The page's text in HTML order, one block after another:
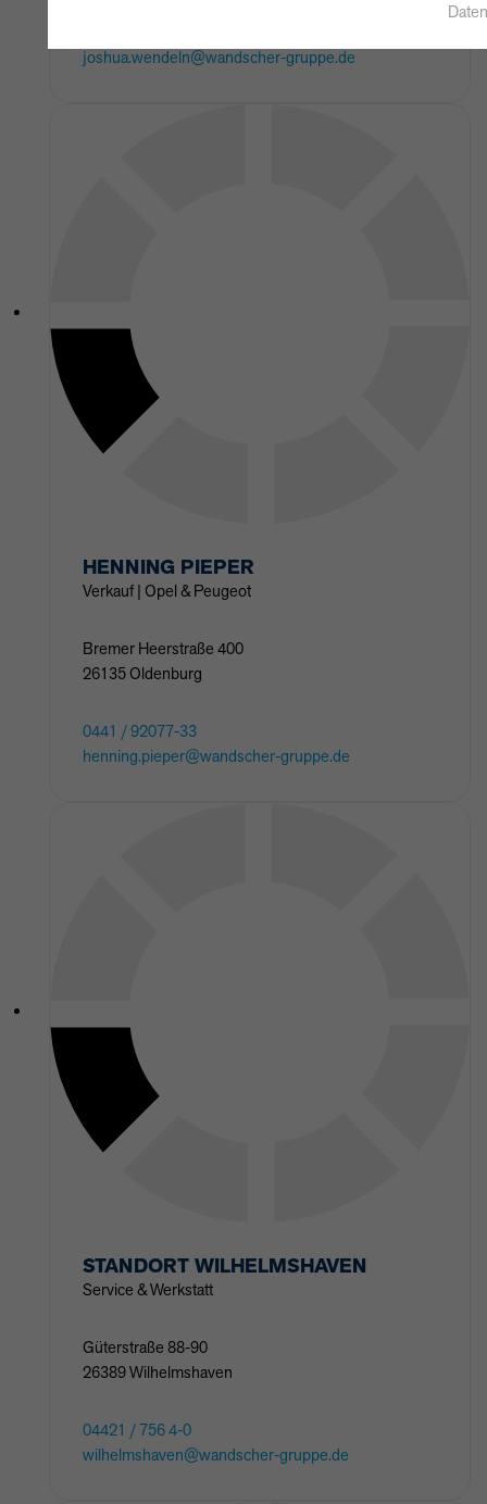
joshua.wendeln@wandscher-gruppe.de
HENNING PIEPER
Verkauf | Opel & Peugeot
Bremer Heerstraße 400
26135Oldenburg
0441 / 92077-33
henning.pieper@wandscher-gruppe.de
STANDORTWILHELMSHAVEN
Service & Werkstatt
Güterstraße 88-90
26389Wilhelmshaven
04421 / 756 4-0
wilhelmshaven@wandscher-gruppe.de